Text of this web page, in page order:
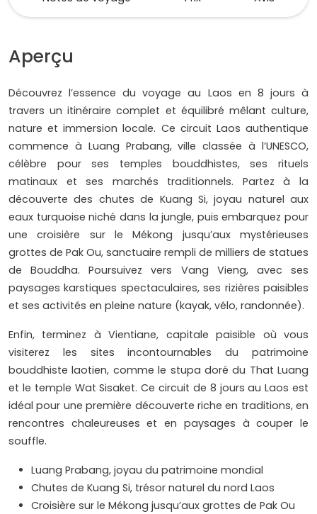
Aperçu
Découvrez l’essence du voyage au Laos en 8 jours à
travers un itinéraire complet et équilibré mêlant culture,
nature et immersion locale. Ce circuit Laos authentique
commence à Luang Prabang, ville classée à l’UNESCO,
célèbre pour ses temples bouddhistes, ses rituels
matinaux et ses marchés traditionnels. Partez à la
découverte des chutes de Kuang Si, joyau naturel aux
eaux turquoise niché dans la jungle, puis embarquez pour
une croisière sur le Mékong jusqu’aux mystérieuses
grottes de Pak Ou, sanctuaire rempli de milliers de statues
de Bouddha. Poursuivez vers Vang Vieng, avec ses
paysages karstiques spectaculaires, ses rizières paisibles
et ses activités en pleine nature (kayak, vélo, randonnée).
Enfin, terminez à Vientiane, capitale paisible où vous
visiterez les sites incontournables du patrimoine
bouddhiste laotien, comme le stupa doré du That Luang
et le temple Wat Sisaket. Ce circuit de 8 jours au Laos est
idéal pour une première découverte riche en traditions, en
rencontres chaleureuses et en paysages à couper le
souffle.
Luang Prabang, joyau du patrimoine mondial
Chutes de Kuang Si, trésor naturel du nord Laos
Croisière sur le Mékong jusqu’aux grottes de Pak Ou